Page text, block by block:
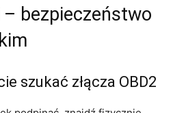
bezpieczeństwo
szukać złącza OBD2